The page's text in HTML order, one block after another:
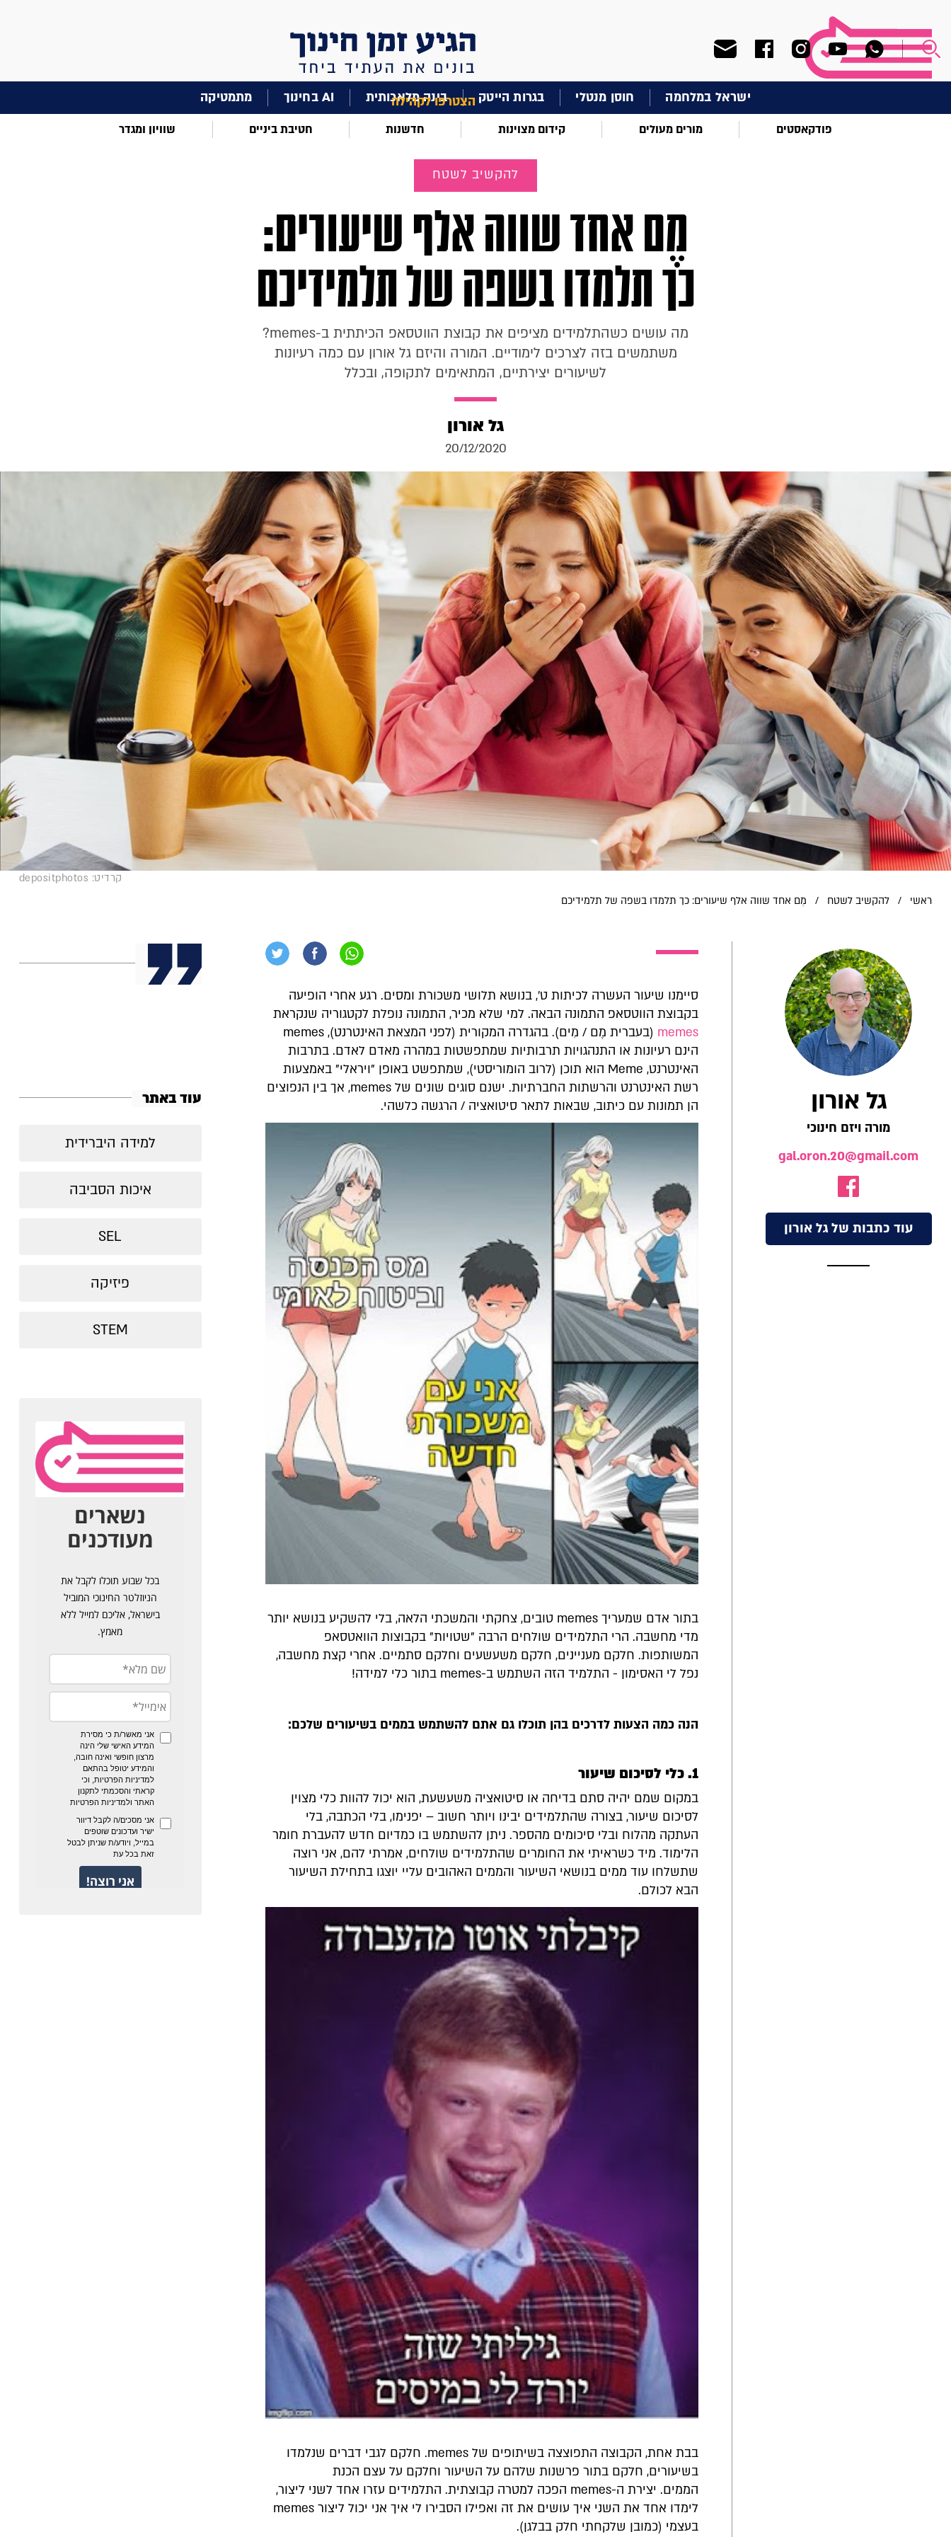
הצטרפו לקהילה ישראל במלחמה חוסן מנטלי בגרות הייטק בינה מלאכותית AI בחינוך מתמטיקה
פודקאסטים מורים מעולים קידום מצוינות חדשנות חטיבת ביניים שוויון ומגדר
להקשיב לשטח
מֶם אחד שווה אלף שיעורים:
כך תלמדו בשפה של תלמידיכם
מה עושים כשהתלמידים מציפים את קבוצת הווטסאפ הכיתתית ב-memes?
משתמשים בזה לצרכים לימודיים. המורה והיזם גל אורון עם כמה רעיונות
לשיעורים יצירתיים, המתאימים לתקופה, ובכלל
גל אורון
20/12/2020
קרדיט: depositphotos
ראשי
/ להקשיב לשטח / מֶם אחד שווה אלף שיעורים: כך תלמדו בשפה של תלמידיכם
סיימנו שיעור העשרה לכיתות ט', בנושא תלושי משכורת ומסים. רגע אחרי הופיעה
בקבוצת הווטסאפ התמונה הבאה. למי שלא מכיר, התמונה נופלת לקטגוריה שנקראת
memes
(בעברית מֶם / מִים). בהגדרה המקורית (לפני המצאת האינטרנט), memes
הינם רעיונות או התנהגויות תרבותיות שמתפשטות במהרה מאדם לאדם. בתרבות
האינטרנט, Meme הוא תוכן (לרוב הומוריסטי), שמתפשט באופן "ויראלי" באמצעות
רשת האינטרנט והרשתות החברתיות. ישנם סוגים שונים של memes, אך בין הנפוצים
הן תמונות עם כיתוב, שבאות לתאר סיטואציה / הרגשה כלשהי.
בתור אדם שמעריך memes טובים, צחקתי והמשכתי הלאה, בלי להשקיע בנושא יותר
מדי מחשבה. הרי התלמידים שולחים הרבה "שטויות" בקבוצות הוואטסאפ
המשותפות. חלקם מעניינים, חלקם משעשעים וחלקם סתמיים. אחרי קצת מחשבה,
נפל לי האסימון - התלמיד הזה השתמש ב-memes בתור כלי למידה!
הנה כמה הצעות לדרכים בהן תוכלו גם אתם להשתמש בממים בשיעורים שלכם:
1. כלי לסיכום שיעור
במקום שמם יהיה סתם בדיחה או סיטואציה משעשעת, הוא יכול להוות כלי מצוין
לסיכום שיעור, בצורה שהתלמידים יבינו ויותר חשוב – יפנימו, בלי הכתבה, בלי
העתקה מהלוח ובלי סיכומים מהספר. ניתן להשתמש בו כמדיום חדש להעברת חומר
הלימוד. מיד כשראיתי את החומרים שהתלמידים שולחים, אמרתי להם, אני רוצה
שתשלחו עוד ממים בנושאי השיעור והממים האהובים עליי יוצגו בתחילת השיעור
הבא לכולם.
בבת אחת, הקבוצה התפוצצה בשיתופים של memes. חלקם לגבי דברים שנלמדו
בשיעורים, חלקם בתור פרשנות שלהם על השיעור וחלקם על עצם הכנת
הממים. יצירת ה-memes הפכה למטרה קבוצתית. התלמידים עזרו אחד לשני ליצור,
לימדו אחד את השני איך עושים את זה ואפילו הסבירו לי איך אני יכול ליצור memes
בעצמי (כמובן שלקחתי חלק בבלגן).
גל אורון
מורה ויזם חינוכי
gal.oron.20@gmail.com
עוד כתבות של גל אורון
עוד באתר
למידה היברידית
איכות הסביבה
SEL
פיזיקה
STEM